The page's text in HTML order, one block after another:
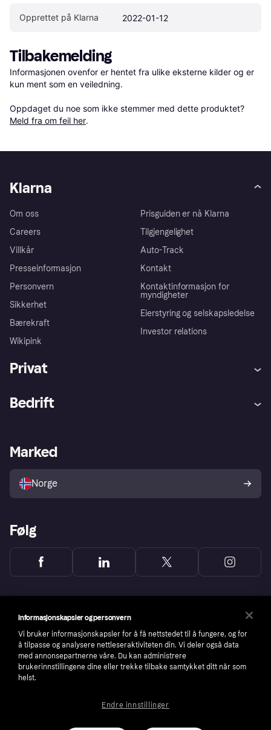
Opprettet på Klarna 2022-01-12
Tilbakemelding
Informasjonen ovenfor er hentet fra ulike eksterne kilder og er
kun ment som en veiledning.
Oppdaget du noe som ikke stemmer med dette produktet?
Meld fra om feil her.
Klarna
Om oss
Careers
Villkår
Presseinformasjon
Personvern
Sikkerhet
Bærekraft
Wikipink
Prisguiden er nå Klarna
Tilgjengelighet
Auto-Track
Kontakt
Kontaktinformasjon for
myndigheter
Eierstyring og selskapsledelse
Investor relations
Privat
Utforsk butikker
Bedrift
Merchant portal
Marked
Norge
Følg
Informasjonskapsler og personvern
Vi bruker informasjonskapsler for å få nettstedet til å fungere, og for
å tilpasse og analysere nettleseraktiviteten din. Vi deler også data
med annonsepartnerne våre. Du kan administrere
brukerinnstillingene dine eller trekke tilbake samtykket ditt når som
helst.
Endre innstillinger